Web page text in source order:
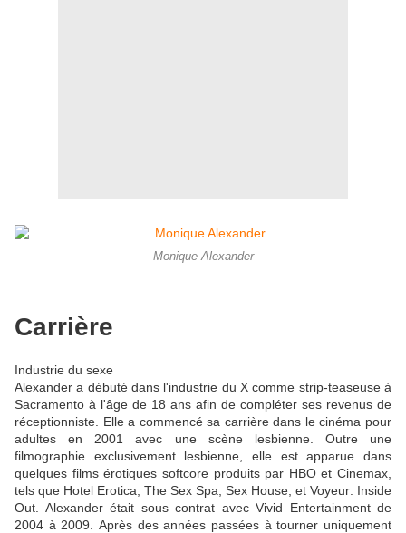
Monique Alexander
Carrière
Industrie du sexe
Alexander a débuté dans l'industrie du X comme strip-teaseuse à
Sacramento à l'âge de 18 ans afin de compléter ses revenus de
réceptionniste. Elle a commencé sa carrière dans le cinéma pour
adultes en 2001 avec une scène lesbienne. Outre une
filmographie exclusivement lesbienne, elle est apparue dans
quelques films érotiques softcore produits par HBO et Cinemax,
tels que Hotel Erotica, The Sex Spa, Sex House, et Voyeur: Inside
Out. Alexander était sous contrat avec Vivid Entertainment de
2004 à 2009. Après des années passées à tourner uniquement